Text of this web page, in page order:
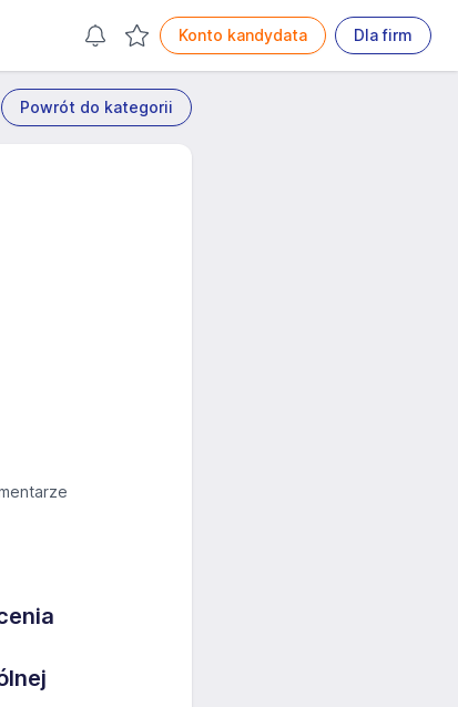
Konto kandydata Dla firm
Powrót do kategorii